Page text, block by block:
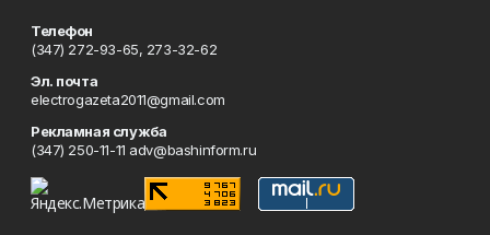
Телефон
(347) 272-93-65, 273-32-62
Эл. почта
electrogazeta2011@gmail.com
Рекламная служба
(347) 250-11-11 adv@bashinform.ru